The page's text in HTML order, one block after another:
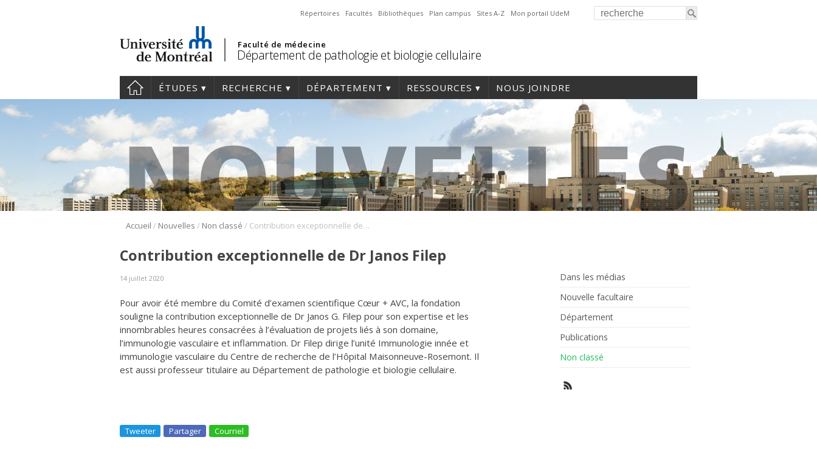
Répertoires Facultés Bibliothèques Plan campus Sites A-Z Mon portail UdeM
Faculté de médecine
Département de pathologie et biologie cellulaire
ÉTUDES RECHERCHE DÉPARTEMENT RESSOURCES NOUS JOINDRE
Accueil / Nouvelles / Non classé / Contribution exceptionnelle de Dr Janos Filep
Dans les médias
Nouvelle facultaire
Département
Publications
Non classé
Contribution exceptionnelle de Dr Janos Filep
14 juillet 2020
Pour avoir été membre du Comité d’examen scientifique Cœur + AVC, la fondation
souligne la contribution exceptionnelle de Dr Janos G. Filep pour son expertise et les
innombrables heures consacrées à l’évaluation de projets liés à son domaine,
l’immunologie vasculaire et inflammation. Dr Filep dirige l’unité Immunologie innée et
immunologie vasculaire du Centre de recherche de l’Hôpital Maisonneuve-Rosemont. Il
est aussi professeur titulaire au Département de pathologie et biologie cellulaire.
Tweeter Partager Courriel